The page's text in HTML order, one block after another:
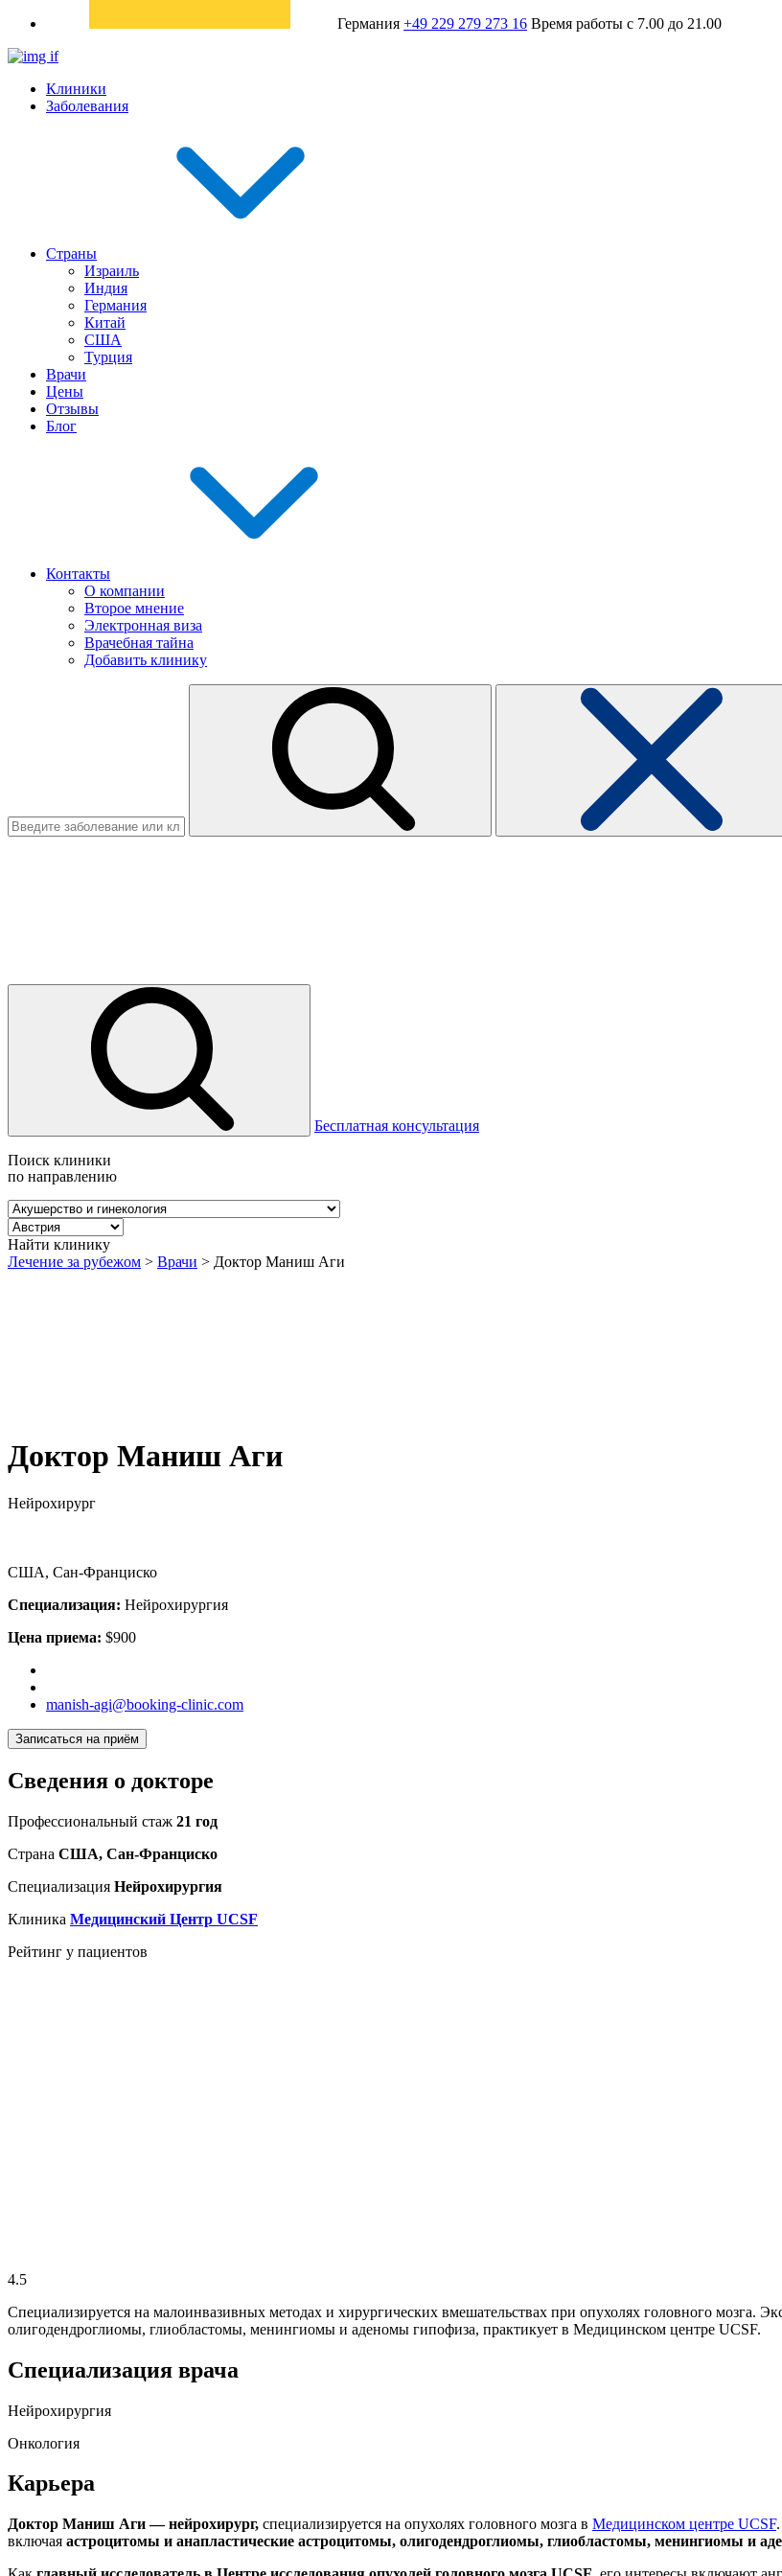
Германия +49 229 279 273 16 Время работы с 7.00 до 21.00
Клиники
Заболевания
Страны
Израиль
Индия
Германия
Китай
США
Турция
Врачи
Цены
Отзывы
Блог
Контакты
О компании
Второе мнение
Электронная виза
Врачебная тайна
Добавить клинику
Бесплатная консультация
Поиск клиники
по направлению
Найти клинику
Лечение за рубежом > Врачи > Доктор Маниш Аги
Доктор Маниш Аги
Нейрохирург
США, Сан-Франциско
Специализация: Нейрохирургия
Цена приема: $900
manish-agi@booking-clinic.com
Записаться на приём
Сведения о докторе
Профессиональный стаж 21 год
Страна США, Сан-Франциско
Специализация Нейрохирургия
Клиника Медицинский Центр UCSF
Рейтинг у пациентов
4.5
Специализируется на малоинвазивных методах и хирургических вмешательствах при опухолях головного мозга.
олигодендроглиомы, глиобластомы, менингиомы и аденомы гипофиза, практикует в Медицинском центре UCSF.
Специализация врача
Нейрохирургия
Онкология
Карьера
Доктор Маниш Аги — нейрохирург, специализируется на опухолях головного мозга в Медицинском центре UCSF
включая астроцитомы и анапластические астроцитомы, олигодендроглиомы, глиобластомы, менингиомы и